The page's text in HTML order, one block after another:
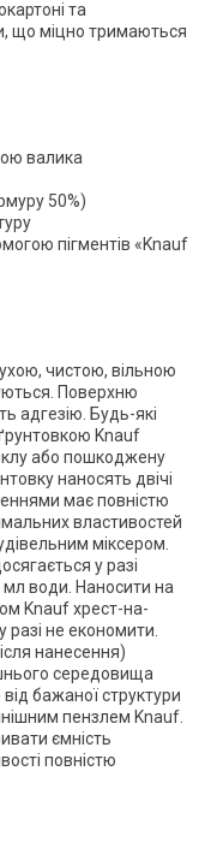
та
що міцно тримаються
валика
50%)
пігментів «Knauf
чистою, вільною
Поверхню
адгезію. Будь-які
Knauf
або пошкоджену
наносять двічі
має повністю
властивостей
міксером.
у разі
води. Наносити на
Knauf хрест-на-
не економити.
нанесення)
середовища
бажаної структури
пензлем Knauf.
ємність
повністю